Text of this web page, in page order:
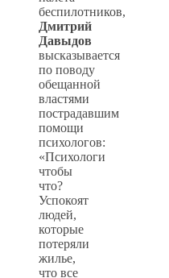
беспилотников,
Дмитрий
Давыдов
высказывается
по поводу
обещанной
властями
пострадавшим
помощи
психологов:
«Психологи
чтобы
что?
Успокоят
людей,
которые
потеряли
жилье,
что все